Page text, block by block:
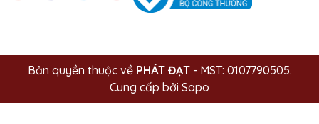
Bản quyền thuộc về PHÁT ĐẠT- MST: 0107790505.
Cung cấp bởi Sapo